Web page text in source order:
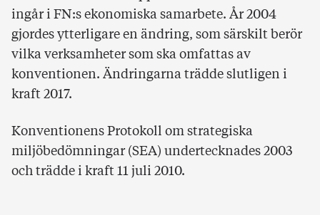
ingår i FN:s ekonomiska samarbete. År 2004
gjordes ytterligare en ändring, som särskilt berör
vilka verksamheter som ska omfattas av
konventionen. Ändringarna trädde slutligen i
kraft 2017.
Konventionens Protokoll om strategiska
miljöbedömningar (SEA) undertecknades 2003
och trädde i kraft 11 juli 2010.